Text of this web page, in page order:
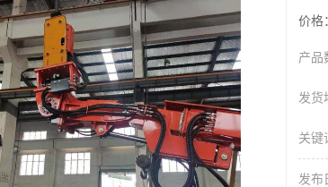
价格
产品
发货
关键
发布